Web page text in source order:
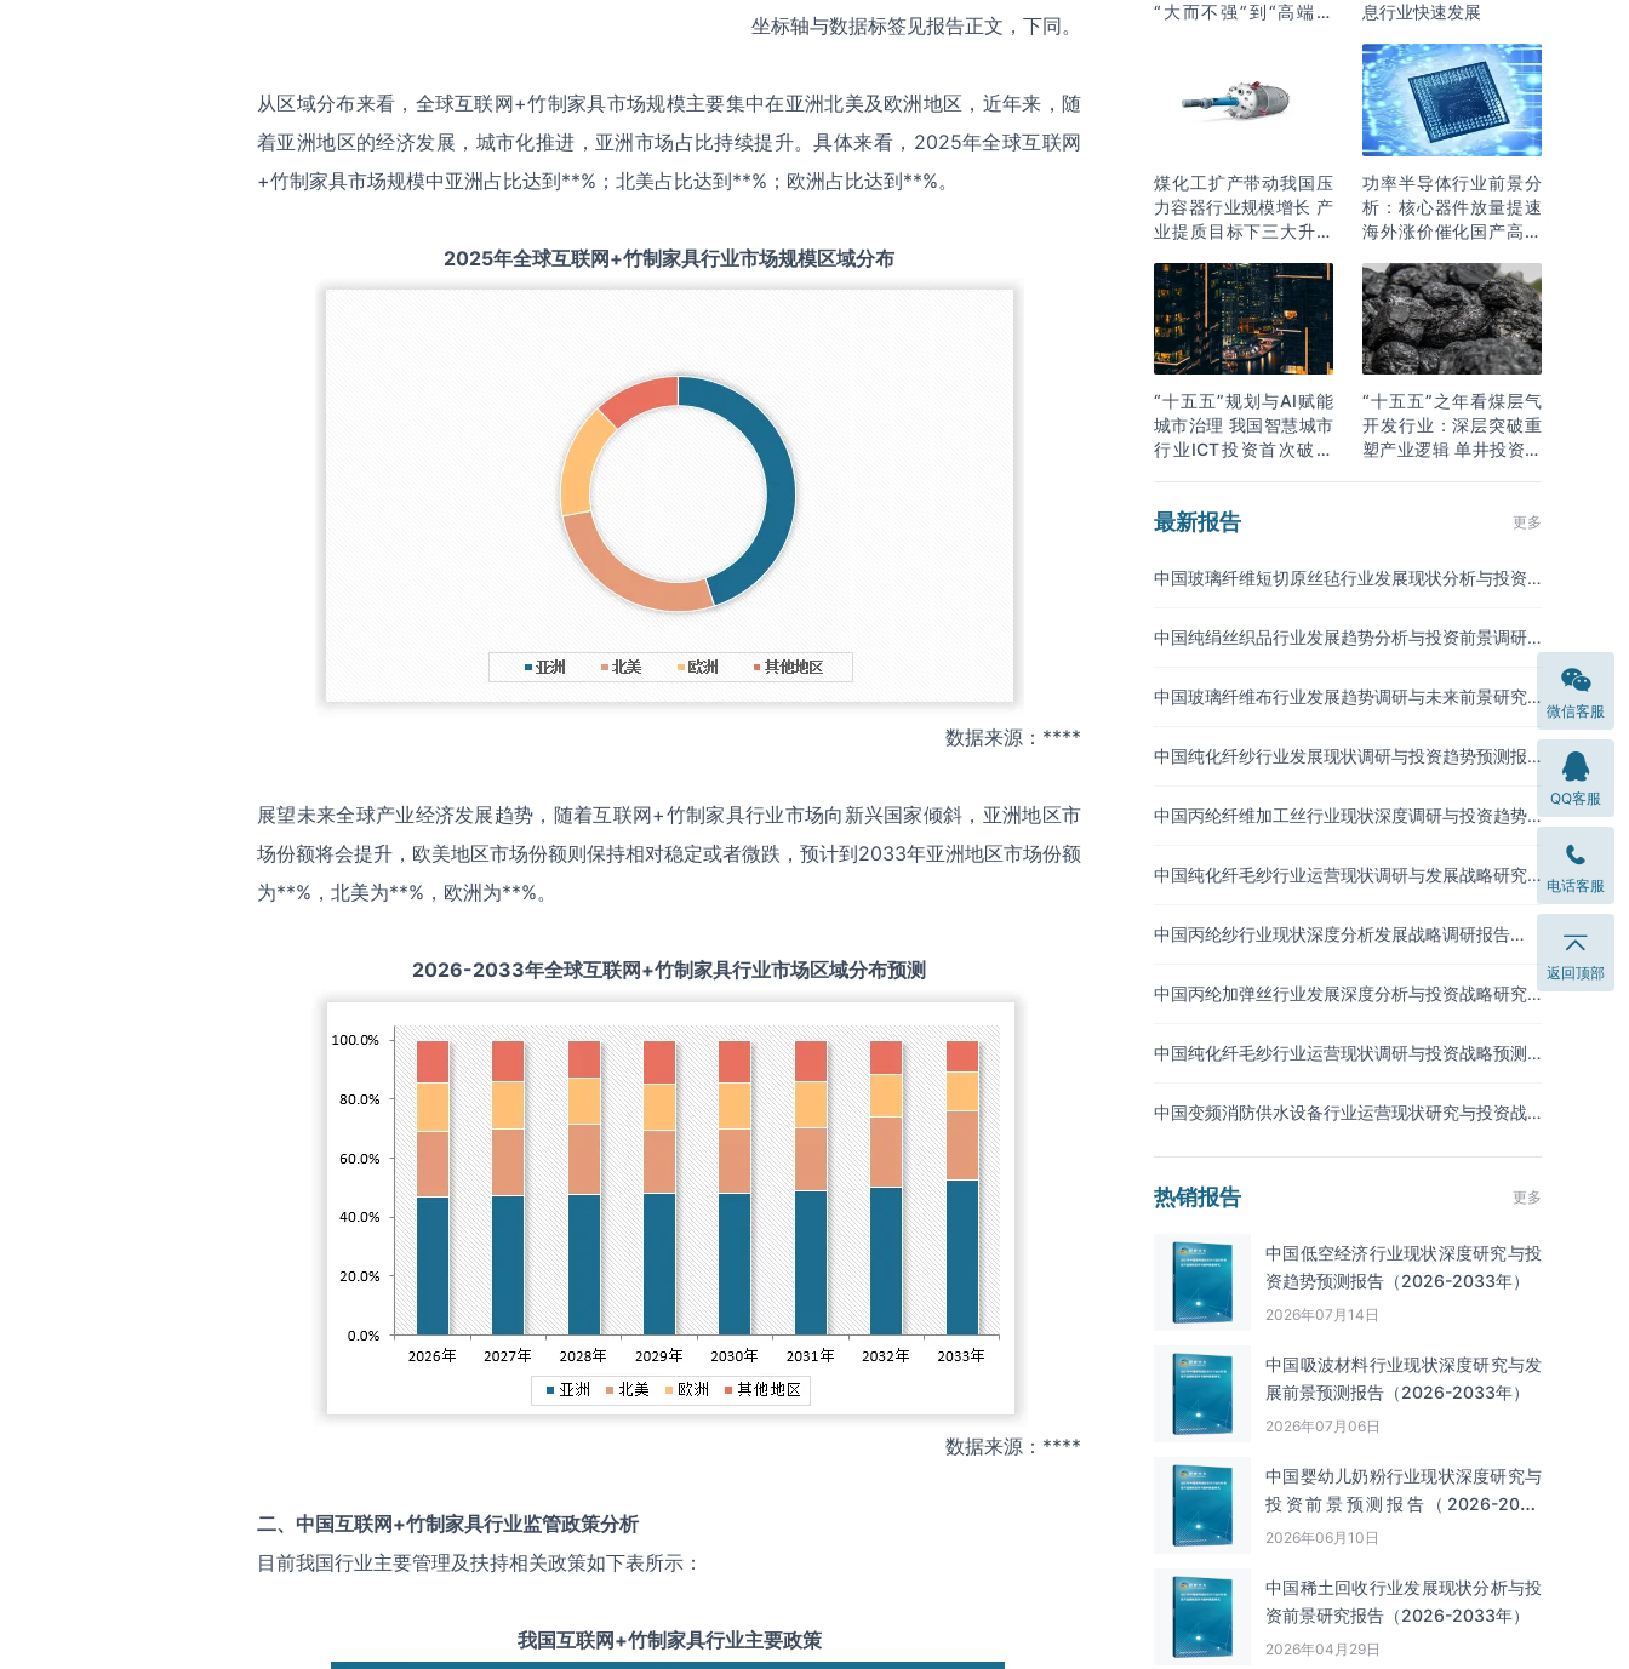
坐标轴与数据标签见报告正文，下同。
从区域分布来看，全球互联网+竹制家具市场规模主要集中在亚洲北美及欧洲地区，近年来，随
着亚洲地区的经济发展，城市化推进，亚洲市场占比持续提升。具体来看，2025年全球互联网
+竹制家具市场规模中亚洲占比达到**%；北美占比达到**%；欧洲占比达到**%。
2025年全球互联网+竹制家具行业市场规模区域分布
数据来源：****
展望未来全球产业经济发展趋势，随着互联网+竹制家具行业市场向新兴国家倾斜，亚洲地区市
场份额将会提升，欧美地区市场份额则保持相对稳定或者微跌，预计到2033年亚洲地区市场份额
为**%，北美为**%，欧洲为**%。
2026-2033年全球互联网+竹制家具行业市场区域分布预测
数据来源：****
二、中国互联网+竹制家具行业监管政策分析
目前我国行业主要管理及扶持相关政策如下表所示：
我国互联网+竹制家具行业主要政策
“大而不强”到“高端突
息行业快速发展
煤化工扩产带动我国压
力容器行业规模增长 产
业提质目标下三大升级
功率半导体行业前景分
析：核心器件放量提速
海外涨价催化国产高端
“十五五”规划与AI赋能
城市治理 我国智慧城市
行业ICT投资首次破万
“十五五”之年看煤层气
开发行业：深层突破重
塑产业逻辑 单井投资成
最新报告 更多
中国玻璃纤维短切原丝毡行业发展现状分析与投资
中国纯绢丝织品行业发展趋势分析与投资前景调研
中国玻璃纤维布行业发展趋势调研与未来前景研究
中国纯化纤纱行业发展现状调研与投资趋势预测报
中国丙纶纤维加工丝行业现状深度调研与投资趋势
中国纯化纤毛纱行业运营现状调研与发展战略研究
中国丙纶纱行业现状深度分析发展战略调研报告
中国丙纶加弹丝行业发展深度分析与投资战略研究
中国纯化纤毛纱行业运营现状调研与投资战略预测
中国变频消防供水设备行业运营现状研究与投资战
热销报告 更多
中国低空经济行业现状深度研究与投
资趋势预测报告（2026-2033年）
2026年07月14日
中国吸波材料‌‌‌行业现状深度研究与发
展前景预测报告（2026-2033年）
2026年07月06日
中国婴幼儿奶粉行业现状深度研究与
投资前景预测报告（2026-2033
年）
2026年06月10日
中国‌‌稀土回收‌‌行业发展现状分析与投
资前景研究报告（2026-2033年）
2026年04月29日
微信客服
QQ客服
电话客服
返回顶部